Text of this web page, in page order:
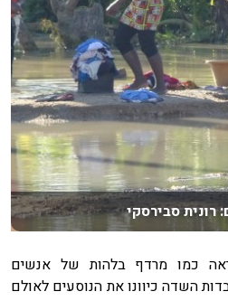
סבירסקי
כמו מרדף בלהות של אנשים
השדה כיוונו את הנוסעים לאולם